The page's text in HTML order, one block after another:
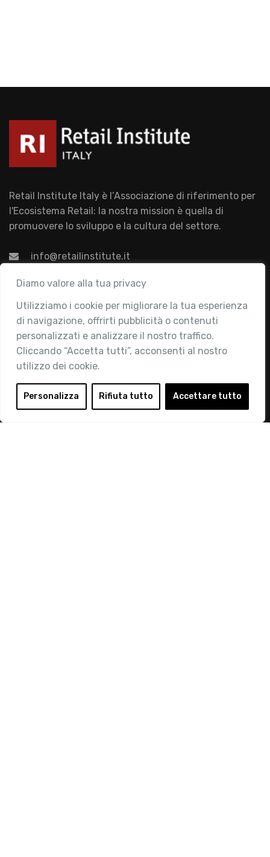
Diamo valore alla tua privacy
Utilizziamo i cookie per migliorare la tua esperienza
di navigazione, offrirti pubblicità o contenuti
personalizzati e analizzare il nostro traffico.
Cliccando “Accetta tutti”, acconsenti al nostro
utilizzo dei cookie.
Personalizza Rifiuta tutto Accettare tutto
Retail Institute Italy è l’Associazione di riferimento per
l'Ecosistema Retail: la nostra mission è quella di
promuovere lo sviluppo e la cultura del settore.
info@retailinstitute.it
Associazione
Chi siamo
Attività
Contatti
Area Riservata
Login
Diventa Socio